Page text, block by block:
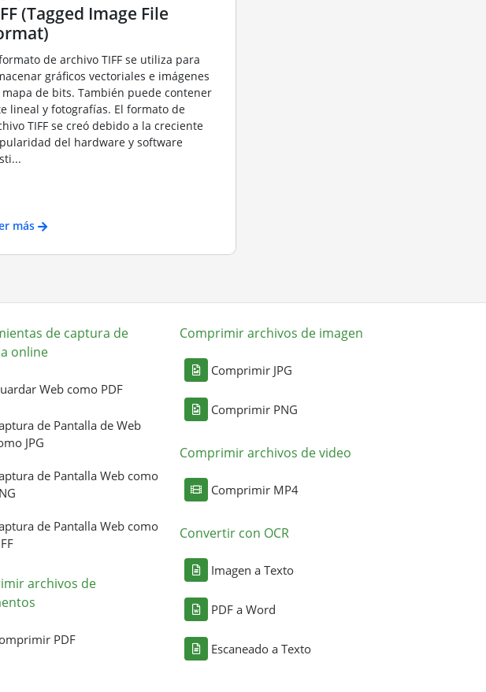
(Tagged Image File
de archivo TIFF se utiliza para
gráficos vectoriales e imágenes
de bits. También puede contener
lineal y fotografías. El formato de
TIFF se creó debido a la creciente
del hardware y software
más
de captura de
online
Web como PDF
de Pantalla de Web
JPG
de Pantalla Web como
de Pantalla Web como
archivos de
PDF
Comprimir archivos de imagen
Comprimir JPG
Comprimir PNG
Comprimir archivos de video
Comprimir MP4
Convertir con OCR
Imagen a Texto
PDF a Word
Escaneado a Texto